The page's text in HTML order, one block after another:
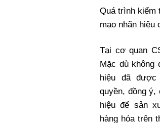
Quá trình kiểm
mạo nhãn hiệu
Tại cơ quan
Mặc dù
hiệu đã
quyền, đồng ý,
hiệu để sản
hàng hóa trên